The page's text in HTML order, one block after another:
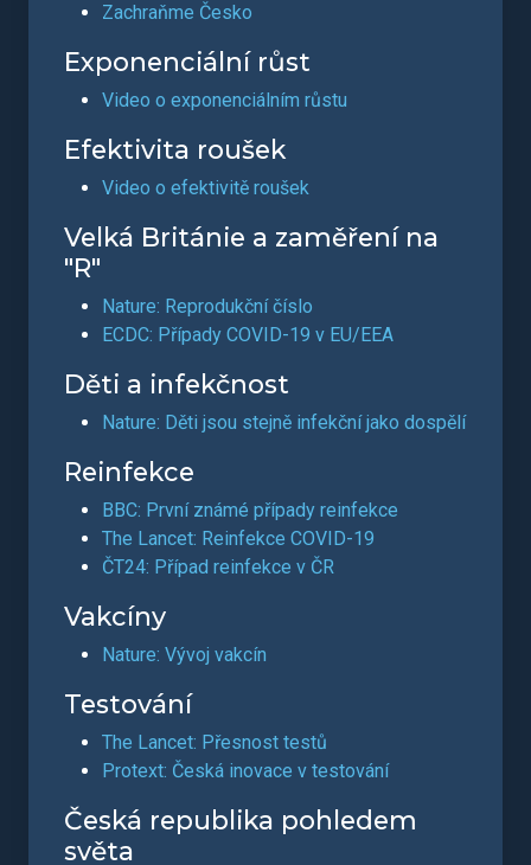
Zachraňme Česko
Exponenciální růst
Video o exponenciálním růstu
Efektivita roušek
Video o efektivitě roušek
Velká Británie a zaměření na
"R"
Nature: Reprodukční číslo
ECDC: Případy COVID-19 v EU/EEA
Děti a infekčnost
Nature: Děti jsou stejně infekční jako dospělí
Reinfekce
BBC: První známé případy reinfekce
The Lancet: Reinfekce COVID-19
ČT24: Případ reinfekce v ČR
Vakcíny
Nature: Vývoj vakcín
Testování
The Lancet: Přesnost testů
Protext: Česká inovace v testování
Česká republika pohledem
světa